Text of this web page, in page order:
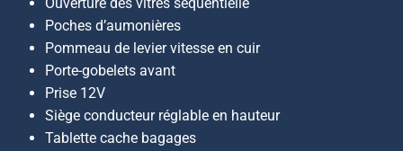
Poches d’aumonières
Pommeau de levier vitesse en cuir
Porte-gobelets avant
Prise 12V
Siège conducteur réglable en hauteur
Tablette cache bagages